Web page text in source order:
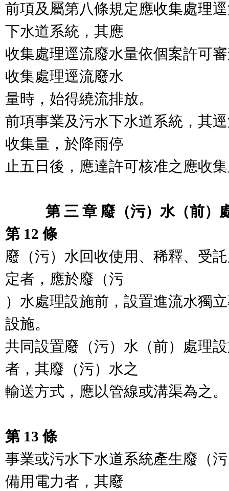
前項及屬第八條規定應收集處理
下水道系統，其應
收集處理逕流廢水量依個案許可
收集處理逕流廢水
量時，始得繞流排放。
前項事業及污水下水道系統，其
收集量，於降雨停
止五日後，應達許可核准之應收
第 三 章 廢（污）水（前）
第 12 條
廢（污）水回收使用、稀釋、受
定者，應於廢（污
）水處理設施前，設置進流水獨
設施。
共同設置廢（污）水（前）處理
者，其廢（污）水之
輸送方式，應以管線或溝渠為之。
第 13 條
事業或污水下水道系統產生廢（
備用電力者，其廢